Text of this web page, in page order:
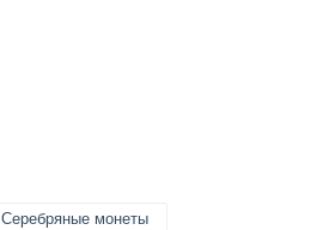
Серебряные монеты